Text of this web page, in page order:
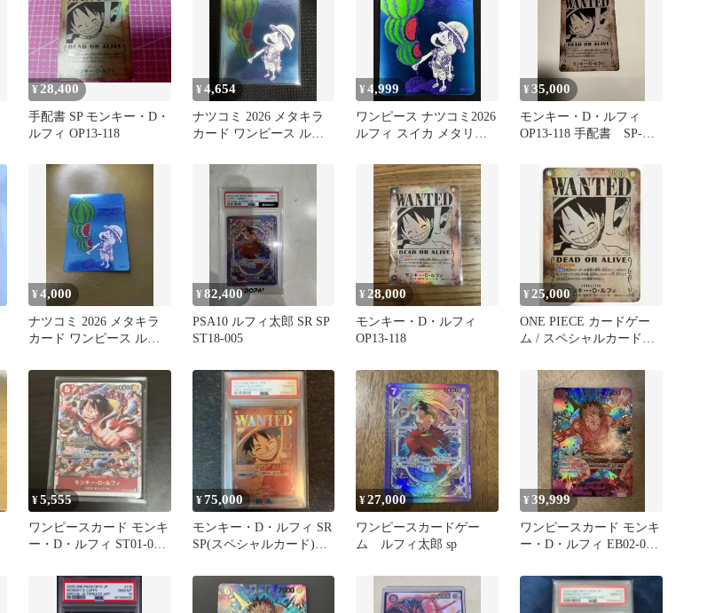
¥ 28,400
手配書 SP モンキー・D・
ルフィ OP13-118
¥4,654
ナツコミ 2026 メタキラ
カード ワンピース ルフ
¥4,999
ワンピース ナツコミ2026
ルフィ スイカ メタリッ
¥35,000
モンキー・D・ルフィ
OP13-118 手配書 SP-
¥4,000
ナツコミ 2026 メタキラ
カード ワンピース ルフ
¥82,400
PSA10 ルフィ太郎 SR SP
ST18-005
¥28,000
モンキー・D・ルフィ
OP13-118
¥25,000
ONE PIECE カードゲー
ム / スペシャルカード
ルフィ SEC 手配書 / トレ
カ / 【中古品】 【41-
20260711-C048】
¥5,555
ワンピースカード モンキ
ー・D・ルフィ ST01-012
¥75,000
モンキー・D・ルフィ SR
SP(スペシャルカード)
¥27,000
ワンピースカードゲー
ム ルフィ太郎 sp
¥39,999
ワンピースカード モンキ
ー・D・ルフィ EB02-061